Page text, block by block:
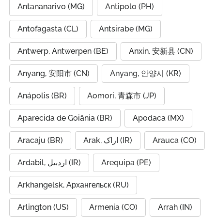
Antananarivo (MG) Antipolo (PH)
Antofagasta (CL) Antsirabe (MG)
Antwerp, Antwerpen (BE) Anxin, 安新县 (CN)
Anyang, 安阳市 (CN) Anyang, 안양시 (KR)
Anápolis (BR) Aomori, 青森市 (JP)
Aparecida de Goiânia (BR) Apodaca (MX)
Aracaju (BR) Arak, اراک (IR) Arauca (CO)
Ardabil, اردبیل (IR) Arequipa (PE)
Arkhangelsk, Архангельск (RU)
Arlington (US) Armenia (CO) Arrah (IN)